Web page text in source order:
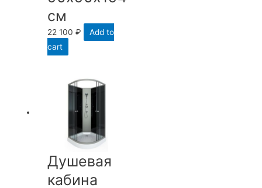
см
22 100₽
Add to
cart
Душевая
кабина